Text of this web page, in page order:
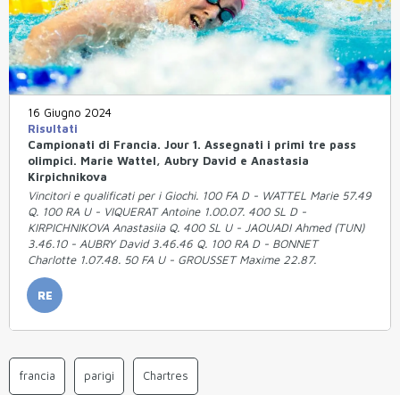
16 Giugno 2024
Risultati
Campionati di Francia. Jour 1. Assegnati i primi tre pass
olimpici. Marie Wattel, Aubry David e Anastasia
Kirpichnikova
Vincitori e qualificati per i Giochi. 100 FA D - WATTEL Marie 57.49
Q. 100 RA U - VIQUERAT Antoine 1.00.07. 400 SL D -
KIRPICHNIKOVA Anastasiia Q. 400 SL U - JAOUADI Ahmed (TUN)
3.46.10 - AUBRY David 3.46.46 Q. 100 RA D - BONNET
Charlotte 1.07.48. 50 FA U - GROUSSET Maxime 22.87.
RE
francia parigi Chartres